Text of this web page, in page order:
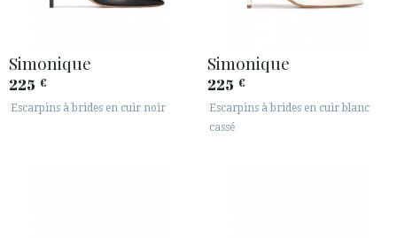
Simonique
225 €
Escarpins à brides en cuir noir
Simonique
225 €
Escarpins à brides en cuir blanc
cassé